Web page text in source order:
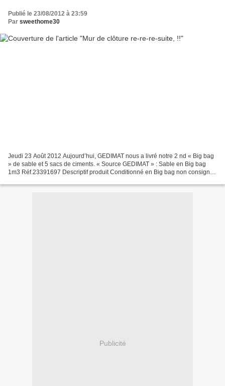
Publié le 23/08/2012 à 23:59
Par sweethome30
Jeudi 23 Août 2012 Aujourd’hui, GEDIMAT nous a livré notre 2 nd « Big bag
» de sable et 5 sacs de ciments. « Source GEDIMAT » : Sable en Big bag
1m3 Réf.23391697 Descriptif produit Conditionné en Big bag non consigné
Publicité